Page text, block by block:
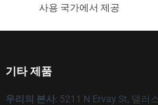
사용 국가에서 제공
기타 제품
우리의 본사: 5211 N Ervay St, 댈러